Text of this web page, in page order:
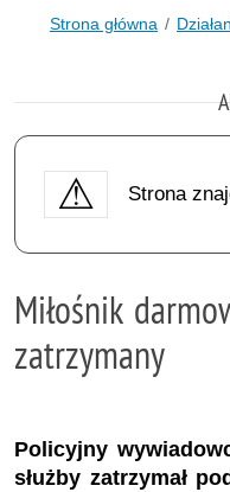
Strona główna
Strona
Miłośnik
zatrzymany
Policyjny
służby zatrzymał